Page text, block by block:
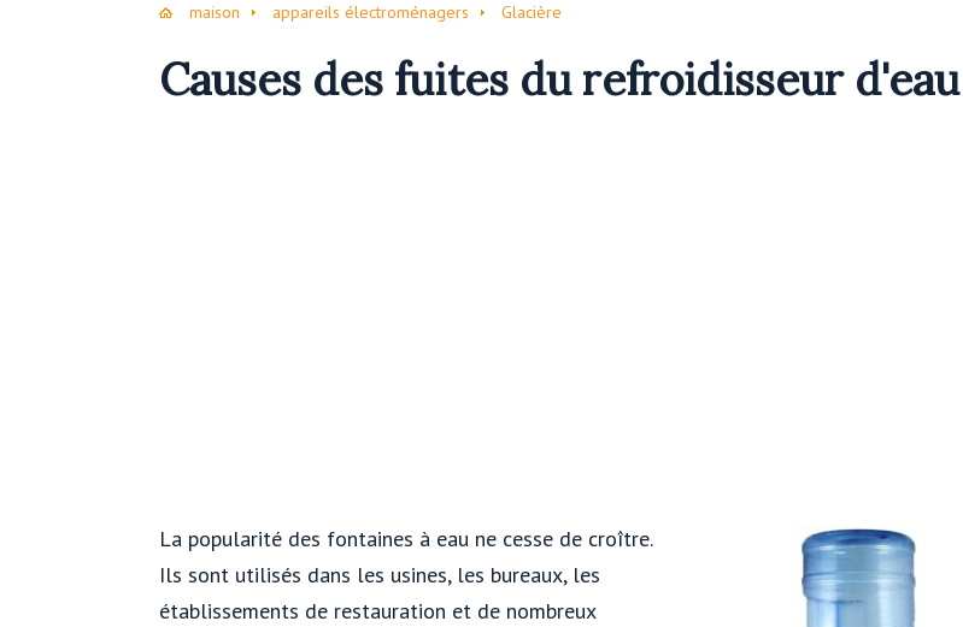
maison appareils électroménagers Glacière
Causes des fuites du refroidisseur d'eau
La popularité des fontaines à eau ne cesse de croître.
Ils sont utilisés dans les usines, les bureaux, les
établissements de restauration et de nombreux